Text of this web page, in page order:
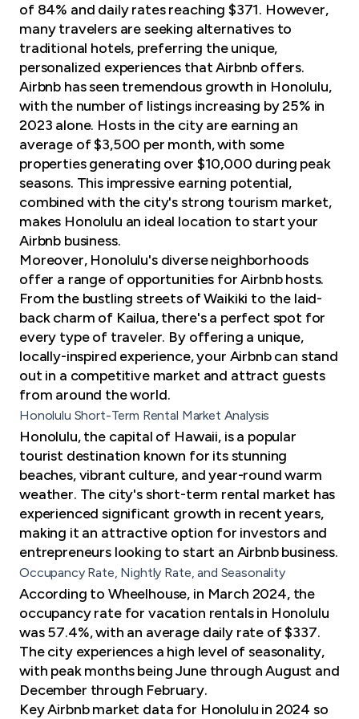
of 84% and daily rates reaching $371. However,
many travelers are seeking alternatives to
traditional hotels, preferring the unique,
personalized experiences that Airbnb offers.
Airbnb has seen tremendous growth in Honolulu,
with the number of listings increasing by 25% in
2023 alone. Hosts in the city are earning an
average of $3,500 per month, with some
properties generating over $10,000 during peak
seasons. This impressive earning potential,
combined with the city's strong tourism market,
makes Honolulu an ideal location to start your
Airbnb business.
Moreover, Honolulu's diverse neighborhoods
offer a range of opportunities for Airbnb hosts.
From the bustling streets of Waikiki to the laid-
back charm of Kailua, there's a perfect spot for
every type of traveler. By offering a unique,
locally-inspired experience, your Airbnb can stand
out in a competitive market and attract guests
from around the world.
Honolulu Short-Term Rental Market Analysis
Honolulu, the capital of Hawaii, is a popular
tourist destination known for its stunning
beaches, vibrant culture, and year-round warm
weather. The city's short-term rental market has
experienced significant growth in recent years,
making it an attractive option for investors and
entrepreneurs looking to start an Airbnb business.
Occupancy Rate, Nightly Rate, and Seasonality
According to Wheelhouse, in March 2024, the
occupancy rate for vacation rentals in Honolulu
was 57.4%, with an average daily rate of $337.
Thecity experiences a high level of seasonality,
with peak months being June through August and
December through February.
Key Airbnb market data for Honolulu in 2024 so